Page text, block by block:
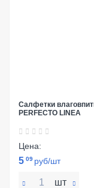
Салфетки
PERFECTO LINEA
Цена:
5 09 руб/шт
шт